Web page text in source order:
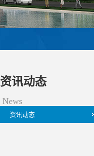
资讯动态
News
资讯动态